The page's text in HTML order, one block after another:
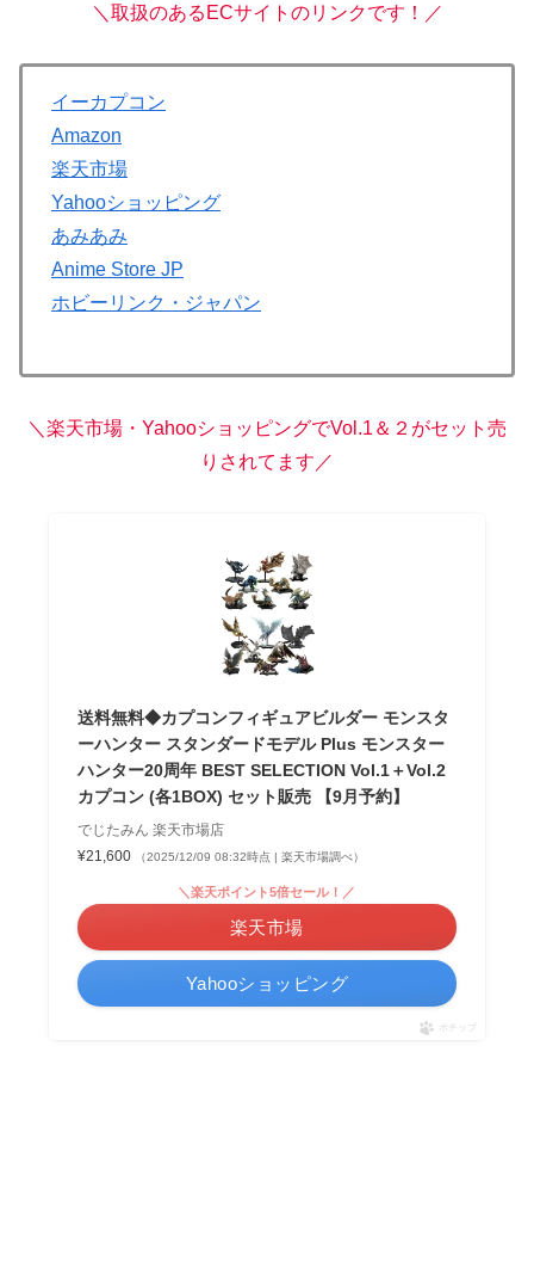
＼取扱のあるECサイトのリンクです！／
イーカプコン
Amazon
楽天市場
Yahooショッピング
あみあみ
Anime Store JP
ホビーリンク・ジャパン
＼楽天市場・YahooショッピングでVol.1＆２がセット売
りされてます／
送料無料◆カプコンフィギュアビルダー モンスタ
ーハンター スタンダードモデル Plus モンスター
ハンター20周年 BEST SELECTION Vol.1＋Vol.2
カプコン (各1BOX) セット販売 【9月予約】
でじたみん 楽天市場店
¥21,600
（2025/12/09 08:32時点 | 楽天市場調べ）
＼楽天ポイント5倍セール！／
楽天市場
Yahooショッピング
ポチップ